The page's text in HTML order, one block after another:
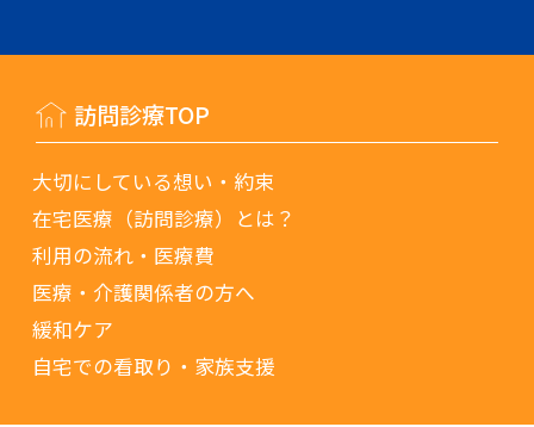
訪問診療TOP
大切にしている想い・約束
在宅医療（訪問診療）とは？
利用の流れ・医療費
医療・介護関係者の方へ
緩和ケア
自宅での看取り・家族支援